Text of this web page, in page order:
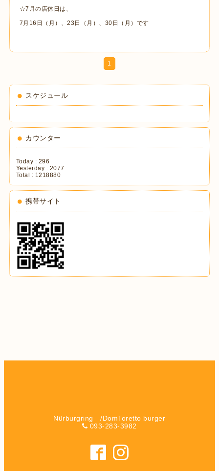
☆7月の店休日は、
7月16日（月）、23日（月）、30日（月）です
1
スケジュール
カウンター
Today : 296
Yesterday : 2077
Total : 1218880
携帯サイト
Nürburgring /DomToretto burger
093-283-3982